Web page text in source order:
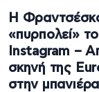
Η
«πυρπολεί» το
Instagram –
σκηνή της
στην